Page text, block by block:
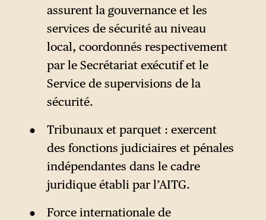
assurent la gouvernance et les
services de sécurité au niveau
local, coordonnés respectivement
par le Secrétariat exécutif et le
Service de supervisions de la
sécurité.
Tribunaux et parquet : exercent
des fonctions judiciaires et pénales
indépendantes dans le cadre
juridique établi par l’AITG.
Force internationale de